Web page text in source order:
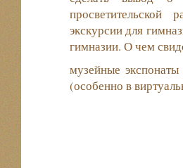
просветительской
экскурсии для
гимназии. О чем
музейные экспонаты
(особенно в